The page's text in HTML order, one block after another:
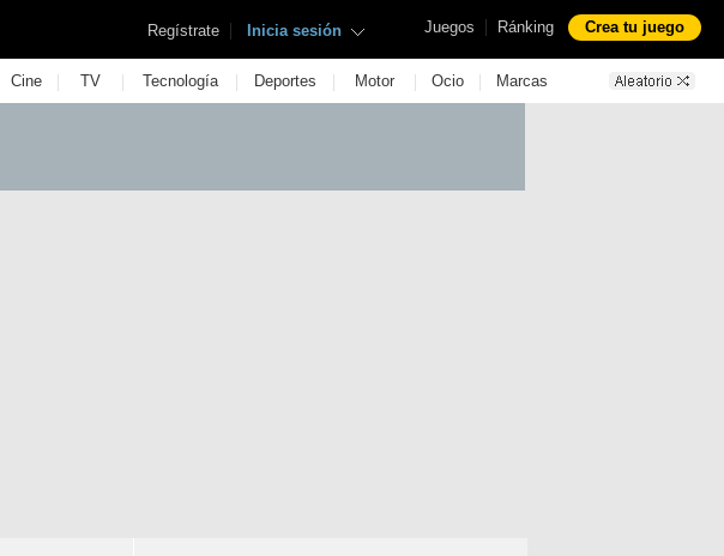
Juegos | Ránking Crea tu juego
Regístrate | Inicia sesión
Cine | TV | Tecnología | Deportes | Motor | Ocio | Marcas